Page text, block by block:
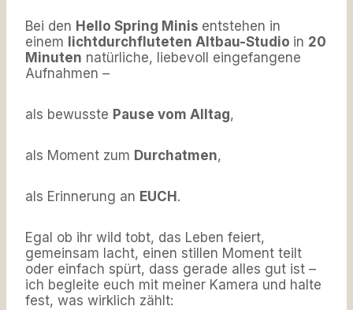
Bei den Hello Spring Minis entstehen in
einem lichtdurchfluteten Altbau-Studio in 20
Minuten natürliche, liebevoll eingefangene
Aufnahmen –
als bewusste Pause vom Alltag,
als Moment zum Durchatmen,
als Erinnerung an EUCH .
Egal ob ihr wild tobt, das Leben feiert,
gemeinsam lacht, einen stillen Moment teilt
oder einfach spürt, dass gerade alles gut ist –
ich begleite euch mit meiner Kamera und halte
fest, was wirklich zählt: